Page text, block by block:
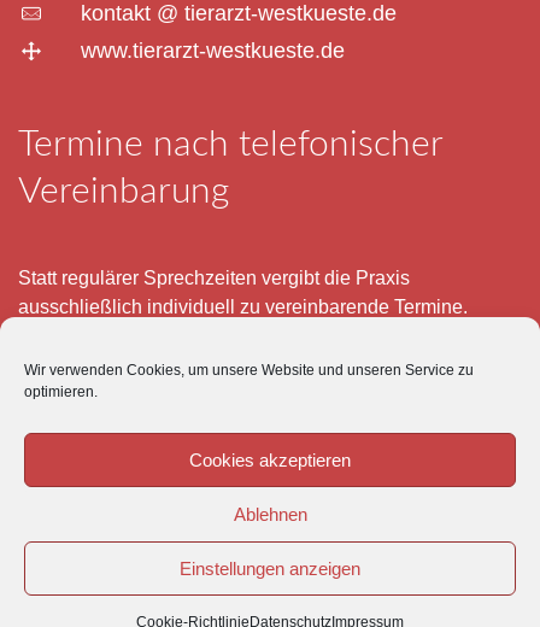
Wir verwenden Cookies, um unsere Website und unseren Service zu
optimieren.
Cookies akzeptieren
Ablehnen
Einstellungen anzeigen
Cookie-Richtlinie Datenschutz Impressum
kontakt @ tierarzt-westkueste.de
www.tierarzt-westkueste.de
Termine nach telefonischer
Vereinbarung
Statt regulärer Sprechzeiten vergibt die Praxis
ausschließlich individuell zu vereinbarende Termine.
– 12 und 15 – 18 Uhr.
Im Übrigen ist der Tierärztliche Notdienst unter Tel: 0180-